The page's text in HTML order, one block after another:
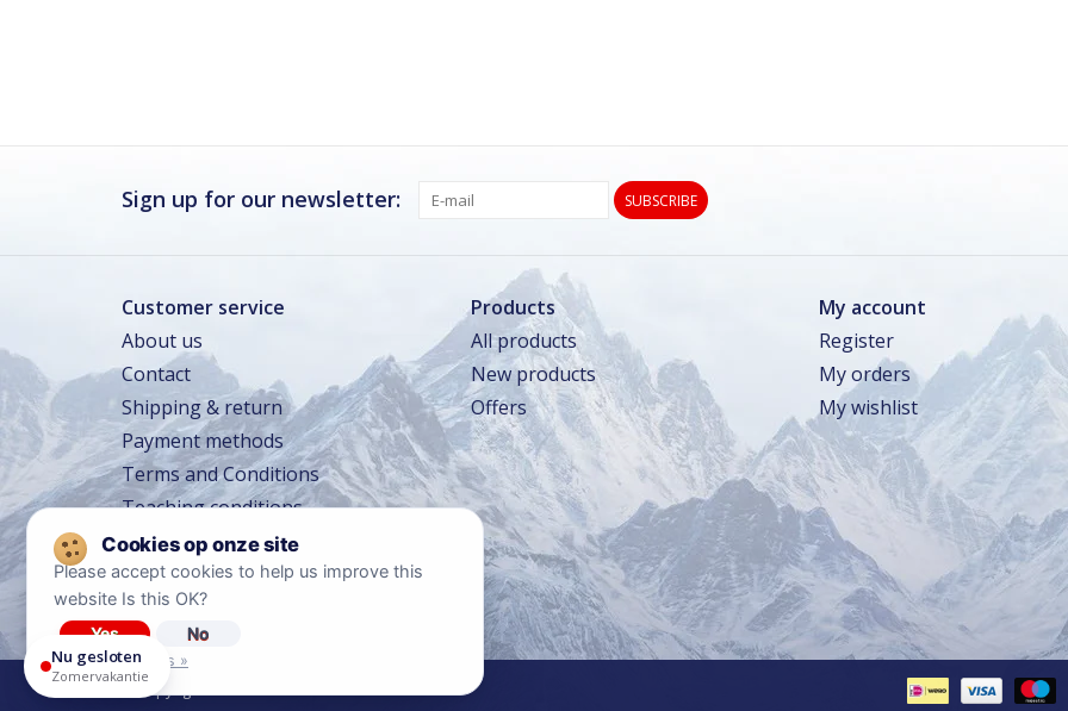
Sign up for our newsletter: SUBSCRIBE
Customer service
About us
Contact
Shipping & return
Payment methods
Terms and Conditions
Teaching conditions
Travel conditions
Privacy policy
Diclaimer
Products
All products
New products
Offers
My account
Register
My orders
My wishlist
© Copyright 2026 Ski Center Heemskerk
Please accept cookies to help us improve this
website Is this OK?
Yes No
More on cookies »
Nu gesloten
Zomervakantie
Gesloten
TOT 16 AUG Zomervakantie
Gesloten
13 SEP – 16 SEP Winkeltraining
Beperkt geopend
14 OKT – 17 OKT Lerarentraining
Beperkt geopend
24 DEC Kerstavond